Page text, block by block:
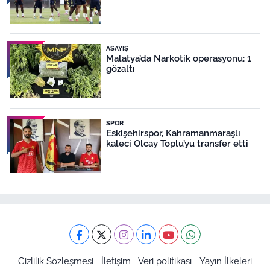
ASAYIŞ
Malatya’da Narkotik operasyonu: 1
gözaltı
SPOR
Eskişehirspor, Kahramanmaraşlı
kaleci Olcay Toplu’yu transfer etti
Gizlilik Sözleşmesi İletişim Veri politikası Yayın İlkeleri